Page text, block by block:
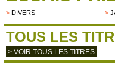
> DIVERS >
TOUS LES
> VOIR TOUS LES TITRES